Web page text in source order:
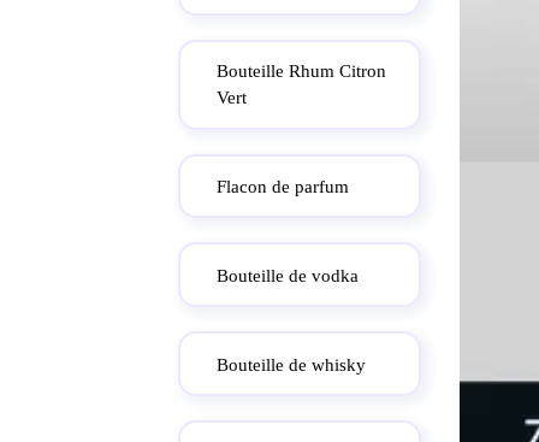
Bouteille Rhum Citron
Vert
Flacon de parfum
Bouteille de vodka
Bouteille de whisky